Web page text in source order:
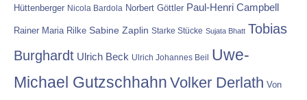
Hüttenberger Nicola Bardola Norbert Göttler Paul-Henri Campbell
Rainer Maria Rilke Sabine Zaplin Starke Stücke Sujata Bhatt Tobias
Burghardt Ulrich Beck Ulrich Johannes Beil Uwe-
Michael Gutzschhahn Volker Derlath Von